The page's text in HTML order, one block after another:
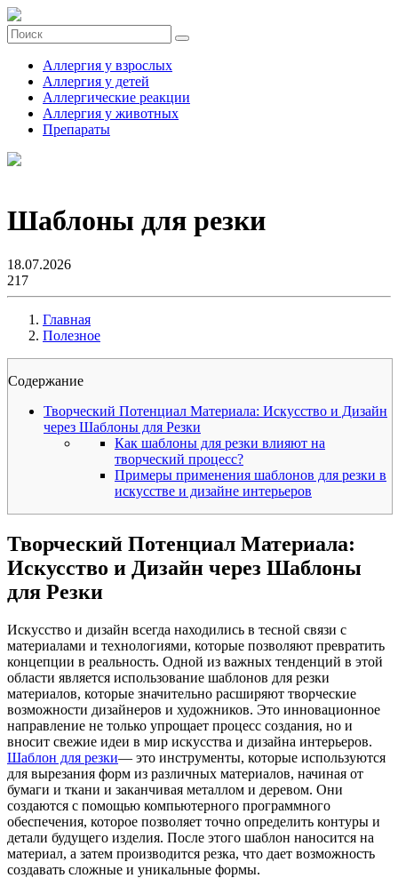
Аллергия у взрослых
Аллергия у детей
Аллергические реакции
Аллергия у животных
Препараты
Шаблоны для резки
18.07.2026
217
Главная
Полезное
Содержание
Творческий Потенциал Материала: Искусство и Дизайн
через Шаблоны для Резки
Как шаблоны для резки влияют на
творческий процесс?
Примеры применения шаблонов для резки в
искусстве и дизайне интерьеров
Творческий Потенциал Материала:
Искусство и Дизайн через Шаблоны
для Резки
Искусство и дизайн всегда находились в тесной связи с
материалами и технологиями, которые позволяют превратить
концепции в реальность. Одной из важных тенденций в этой
области является использование шаблонов для резки
материалов, которые значительно расширяют творческие
возможности дизайнеров и художников. Это инновационное
направление не только упрощает процесс создания, но и
вносит свежие идеи в мир искусства и дизайна интерьеров.
Шаблон для резки— это инструменты, которые используются
для вырезания форм из различных материалов, начиная от
бумаги и ткани и заканчивая металлом и деревом. Они
создаются с помощью компьютерного программного
обеспечения, которое позволяет точно определить контуры и
детали будущего изделия. После этого шаблон наносится на
материал, а затем производится резка, что дает возможность
создавать сложные и уникальные формы.